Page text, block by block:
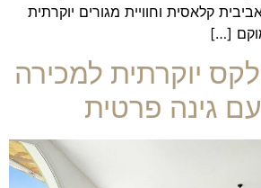
קלאסית וחוויית מגורים יוקרתית
[…]
יוקרתית למכירה
גינה פרטית